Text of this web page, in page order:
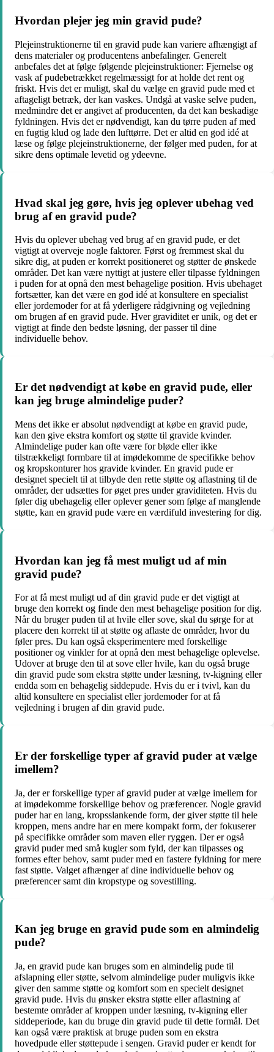
Hvordan plejer jeg min gravid pude?
Plejeinstruktionerne til en gravid pude kan variere afhængigt af
dens materialer og producentens anbefalinger. Generelt
anbefales det at følge følgende plejeinstruktioner: Fjernelse og
vask af pudebetrækket regelmæssigt for at holde det rent og
friskt. Hvis det er muligt, skal du vælge en gravid pude med et
aftageligt betræk, der kan vaskes. Undgå at vaske selve puden,
medmindre det er angivet af producenten, da det kan beskadige
fyldningen. Hvis det er nødvendigt, kan du tørre puden af med
en fugtig klud og lade den lufttørre. Det er altid en god idé at
læse og følge plejeinstruktionerne, der følger med puden, for at
sikre dens optimale levetid og ydeevne.
Hvad skal jeg gøre, hvis jeg oplever ubehag ved
brug af en gravid pude?
Hvis du oplever ubehag ved brug af en gravid pude, er det
vigtigt at overveje nogle faktorer. Først og fremmest skal du
sikre dig, at puden er korrekt positioneret og støtter de ønskede
områder. Det kan være nyttigt at justere eller tilpasse fyldningen
i puden for at opnå den mest behagelige position. Hvis ubehaget
fortsætter, kan det være en god idé at konsultere en specialist
eller jordemoder for at få yderligere rådgivning og vejledning
om brugen af en gravid pude. Hver graviditet er unik, og det er
vigtigt at finde den bedste løsning, der passer til dine
individuelle behov.
Er det nødvendigt at købe en gravid pude, eller
kan jeg bruge almindelige puder?
Mens det ikke er absolut nødvendigt at købe en gravid pude,
kan den give ekstra komfort og støtte til gravide kvinder.
Almindelige puder kan ofte være for bløde eller ikke
tilstrækkeligt formbare til at imødekomme de specifikke behov
og kropskonturer hos gravide kvinder. En gravid pude er
designet specielt til at tilbyde den rette støtte og aflastning til de
områder, der udsættes for øget pres under graviditeten. Hvis du
føler dig ubehagelig eller oplever gener som følge af manglende
støtte, kan en gravid pude være en værdifuld investering for dig.
Hvordan kan jeg få mest muligt ud af min
gravid pude?
For at få mest muligt ud af din gravid pude er det vigtigt at
bruge den korrekt og finde den mest behagelige position for dig.
Når du bruger puden til at hvile eller sove, skal du sørge for at
placere den korrekt til at støtte og aflaste de områder, hvor du
føler pres. Du kan også eksperimentere med forskellige
positioner og vinkler for at opnå den mest behagelige oplevelse.
Udover at bruge den til at sove eller hvile, kan du også bruge
din gravid pude som ekstra støtte under læsning, tv-kigning eller
endda som en behagelig siddepude. Hvis du er i tvivl, kan du
altid konsultere en specialist eller jordemoder for at få
vejledning i brugen af din gravid pude.
Er der forskellige typer af gravid puder at vælge
imellem?
Ja, der er forskellige typer af gravid puder at vælge imellem for
at imødekomme forskellige behov og præferencer. Nogle gravid
puder har en lang, kropsslankende form, der giver støtte til hele
kroppen, mens andre har en mere kompakt form, der fokuserer
på specifikke områder som maven eller ryggen. Der er også
gravid puder med små kugler som fyld, der kan tilpasses og
formes efter behov, samt puder med en fastere fyldning for mere
fast støtte. Valget afhænger af dine individuelle behov og
præferencer samt din kropstype og sovestilling.
Kan jeg bruge en gravid pude som en almindelig
pude?
Ja, en gravid pude kan bruges som en almindelig pude til
afslapning eller støtte, selvom almindelige puder muligvis ikke
giver den samme støtte og komfort som en specielt designet
gravid pude. Hvis du ønsker ekstra støtte eller aflastning af
bestemte områder af kroppen under læsning, tv-kigning eller
siddeperiode, kan du bruge din gravid pude til dette formål. Det
kan også være praktisk at bruge puden som en ekstra
hovedpude eller støttepude i sengen. Gravid puder er kendt for